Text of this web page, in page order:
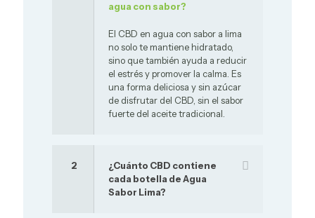
agua con sabor?
El CBD en agua con sabor a lima
no solo te mantiene hidratado,
sino que también ayuda a reducir
el estrés y promover la calma. Es
una forma deliciosa y sin azúcar
de disfrutar del CBD, sin el sabor
fuerte del aceite tradicional.
2
¿Cuánto CBD contiene
cada botella de Agua
Sabor Lima?